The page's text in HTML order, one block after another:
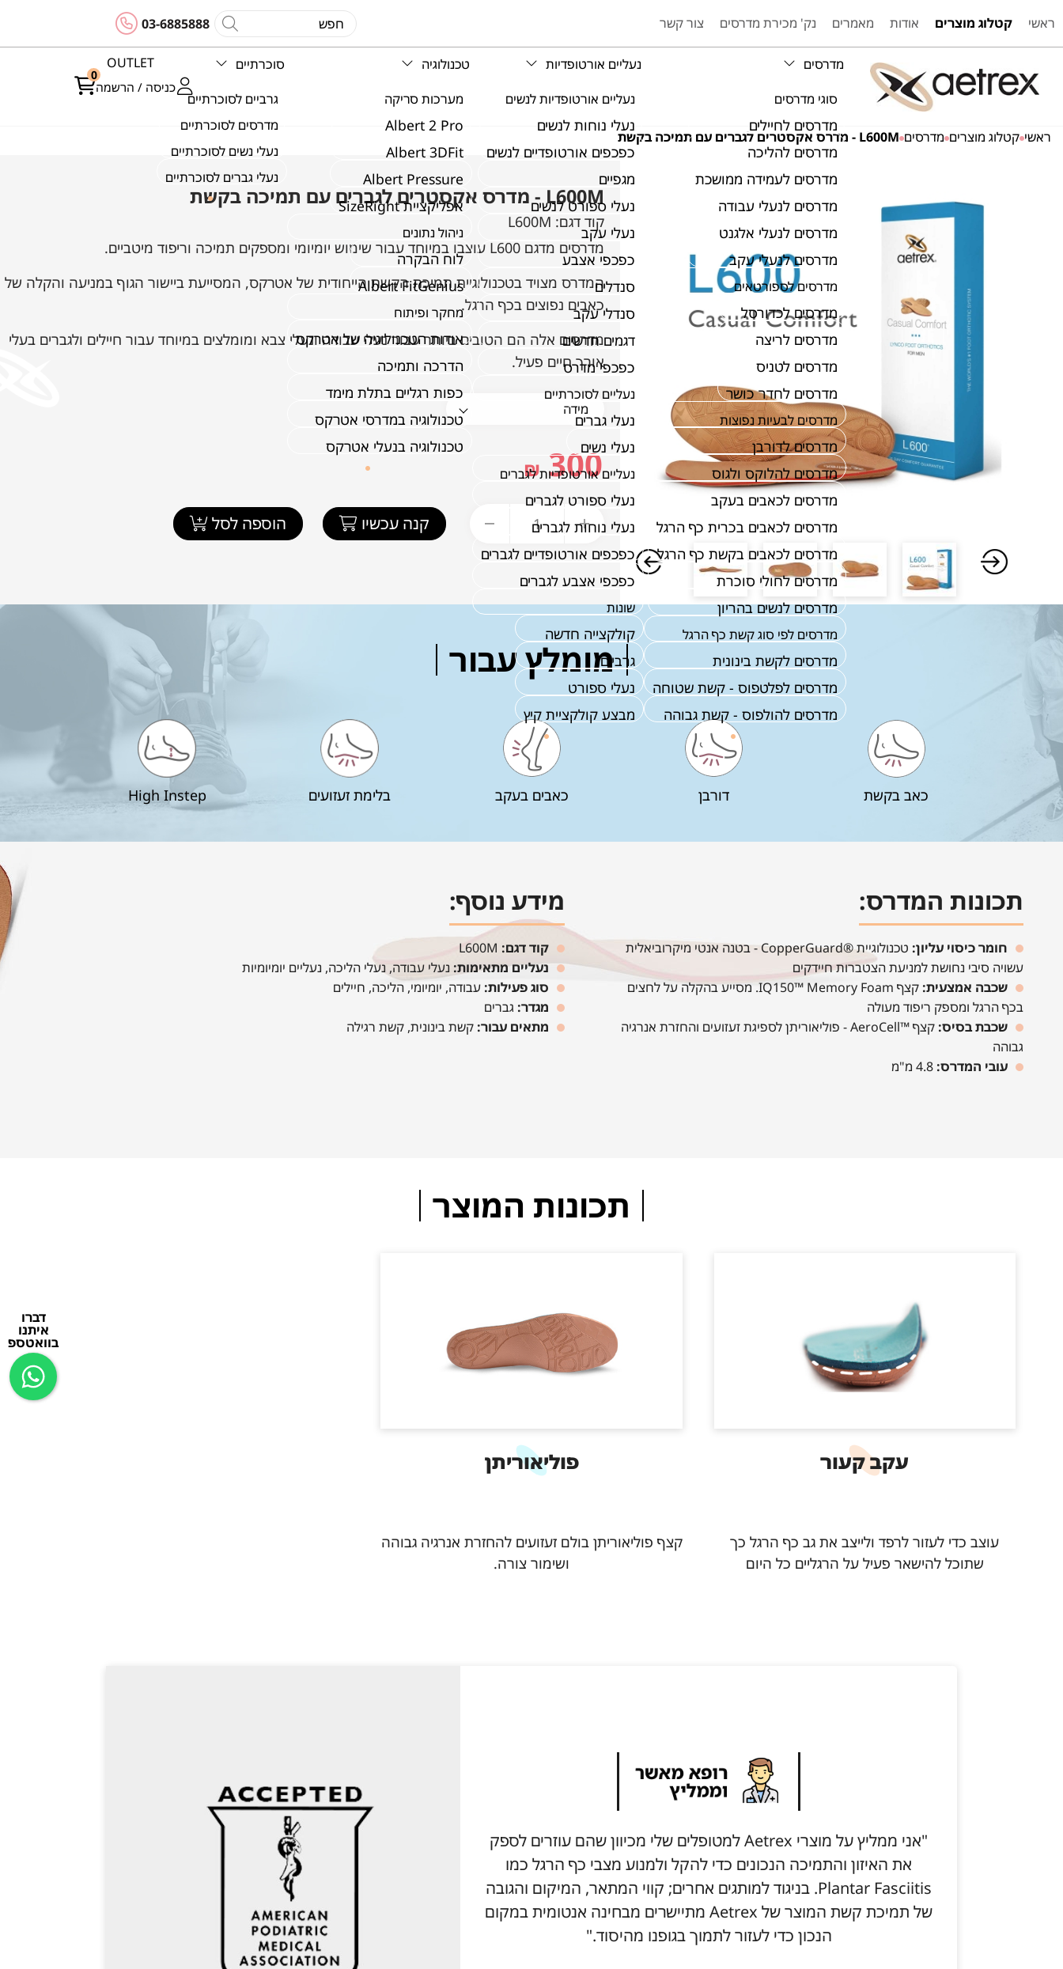
דברו
איתנו
בוואטספ
ראשי קטלוג מוצרים אודות מאמרים נק' מכירת מדרסים צור קשר 03-6885888
מדרסים
סוגי מדרסים
מדרסים לחיילים
מדרסים להליכה
מדרסים לעמידה ממושכת
מדרסים לנעלי עבודה
מדרסים לנעלי אלגנט
מדרסים לנעלי עקב
מדרסים לספורטאים
מדרסים לכדורסל
מדרסים לריצה
מדרסים לטניס
מדרסים לחדר כושר
מדרסים לבעיות נפוצות
מדרסים לדורבן
מדרסים להלוקס ולגוס
מדרסים לכאבים בעקב
מדרסים לכאבים בכרית כף הרגל
מדרסים לכאבים בקשת כף הרגל
מדרסים לחולי סוכרת
מדרסים לנשים בהריון
מדרסים לפי סוג קשת כף הרגל
מדרסים לקשת בינונית
מדרסים לפלטפוס - קשת שטוחה
מדרסים להולפוס - קשת גבוהה
נעליים אורטופדיות
נעליים אורטופדיות לנשים
נעלי נוחות לנשים
כפכפים אורטופדיים לנשים
מגפיים
נעלי ספורט לנשים
נעלי עקב
כפכפי אצבע
סנדלים
סנדלי עקב
דגמים חדשים
כפכפי מדרס
נעליים לסוכרתיים
נעלי גברים
נעלי נשים
נעליים אורטופדיות לגברים
נעלי ספורט לגברים
נעלי נוחות לגברים
כפכפים אורטופדיים לגברים
כפכפי אצבע לגברים
שונות
קולקצייה חדשה
גרביים
נעלי ספורט
מבצע קולקציית קיץ
טכנולוגיה
מערכות סריקה
Albert 2 Pro
Albert 3DFit
Albert Pressure
אפליקציית SizeRight
ניהול נתונים
לוח הבקרה
Albert FitGenius
מחקר ופיתוח
אודות הטכנולוגיה של אטרקס
הדרכה ותמיכה
כפות רגליים בתלת מימד
טכנולוגיה במדרסי אטרקס
טכנולוגיה בנעלי אטרקס
סוכרתיים
גרביים לסוכרתיים
מדרסים לסוכרתיים
נעלי נשים לסוכרתיים
נעלי גברים לסוכרתיים
OUTLET
כניסה / הרשמה
0
ראשי קטלוג מוצרים מדרסים L600M - מדרס אקסטרים לגברים עם תמיכה בקשת
L600M - מדרס אקסטרים לגברים עם תמיכה בקשת
קוד דגם: L600M
מדרסים מדגם L600 עוצבו במיוחד עבור שימוש יומיומי ומספקים תמיכה וריפוד מיטביים.
המדרס מצויד בטכנולוגיית תמיכת הקשת הייחודית של אטרקס, המסייעת ביישור הגוף במניעה והקלה של
כאבים נפוצים בכף הרגל.
מדרסים אלה הם הטובים ביותר עבור נעלי עבודה ונעלי צבא ומומלצים במיוחד עבור חיילים ולגברים בעלי
אורך חיים פעיל.
300
₪
קנה עכשיו הוספה לסל
מומלץ עבור
כאב בקשת דורבן כאבים בעקב בלימת זעזועים High Instep
תכונות המדרס:
חומר כיסוי עליון:
טכנולוגיית ®CopperGuard - בטנה אנטי מיקרוביאלית
עשויה סיבי נחושת למניעת הצטברות חיידקים
שכבה אמצעית:
קצף IQ150™ Memory Foam. מסייע בהקלה על לחצים
בכף הרגל ומספק ריפוד מעולה
שכבת בסיס:
קצף ™AeroCell - פוליאוריתן לספיגת זעזועים והחזרת אנרגיה
גבוהה
עובי המדרס:
מידע נוסף:
קוד דגם:
נעליים מתאימות: נעלי עבודה, נעלי הליכה, נעליים יומיומיות
סוג פעילות: עבודה, יומיומי, הליכה, חיילים
מגדר: גברים
מתאים עבור: קשת בינונית, קשת רגילה
תכונות המוצר
עקב קעור
עוצב כדי לעזור לרפד ולייצב את גב כף הרגל כך
שתוכל להישאר פעיל על הרגליים כל היום
פוליאוריתן
קצף פוליאוריתן בולם זעזועים להחזרת אנרגיה גבוהה
ושימור צורה.
"אני ממליץ על מוצרי Aetrex למטופלים שלי מכיוון שהם עוזרים לספק
את האיזון והתמיכה הנכונים כדי להקל ולמנוע מצבי כף הרגל כמו
Plantar Fasciitis. בניגוד למותגים אחרים; קווי המתאר, המיקום והגובה
של תמיכת קשת המוצר של Aetrex מתיישרים מבחינה אנטומית במקום
הנכון כדי לעזור לתמוך בגופנו מהיסוד."